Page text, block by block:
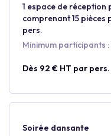
1 espace de réception
comprenant 15 pièces
pers.
Minimum participants :
Dès 92 € HT par pers.
Soirée dansante